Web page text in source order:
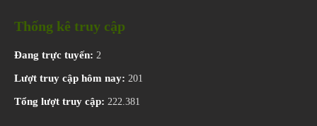
Thống kê truy cập
Đang trực tuyến: 2
Lượt truy cập hôm nay: 201
Tổng lượt truy cập: 222.381